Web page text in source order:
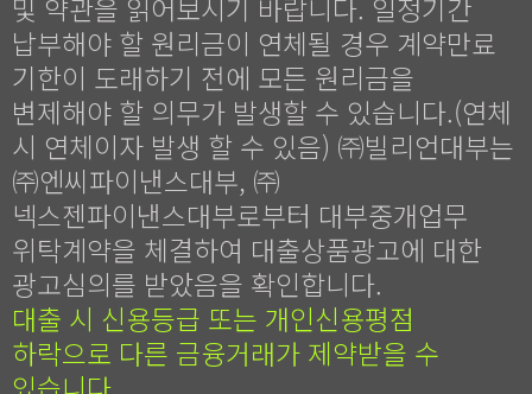
및 약관을 읽어보시기 바랍니다. 일정기간
납부해야 할 원리금이 연체될 경우 계약만료
기한이 도래하기 전에 모든 원리금을
변제해야 할 의무가 발생할 수 있습니다.(연체
시 연체이자 발생 할 수 있음) ㈜빌리언대부는
㈜엔씨파이낸스대부, ㈜
넥스젠파이낸스대부로부터 대부중개업무
위탁계약을 체결하여 대출상품광고에 대한
광고심의를 받았음을 확인합니다.
대출 시 신용등급 또는 개인신용평점
하락으로 다른 금융거래가 제약받을 수